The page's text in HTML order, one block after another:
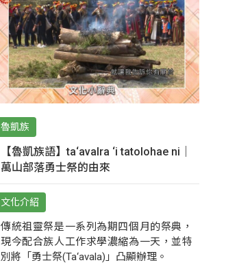
魯凱族
【魯凱族語】ta‘avalra ‘i tatolohae ni｜
萬山部落勇士祭的由來
文化介紹
傳統祖靈祭是一系列為期四個月的祭典，
現今配合族人工作求學濃縮為一天，並特
別將「勇士祭(Ta‘avala)」凸顯辦理。